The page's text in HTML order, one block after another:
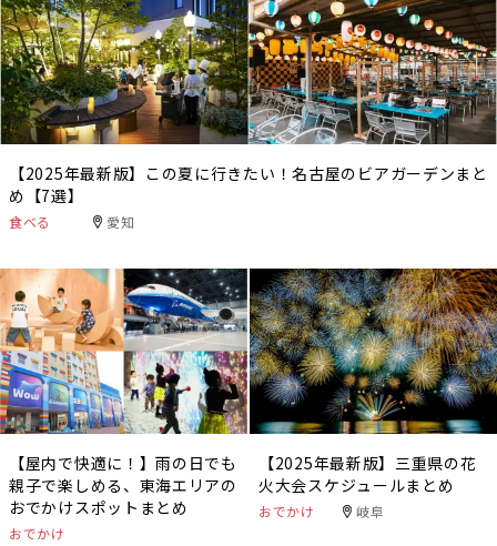
【2025年最新版】この夏に行きたい！名古屋のビアガーデンまと
め【7選】
食べる 愛知
【屋内で快適に！】雨の日でも
親子で楽しめる、東海エリアの
おでかけスポットまとめ
おでかけ
【2025年最新版】三重県の花
火大会スケジュールまとめ
おでかけ 岐阜